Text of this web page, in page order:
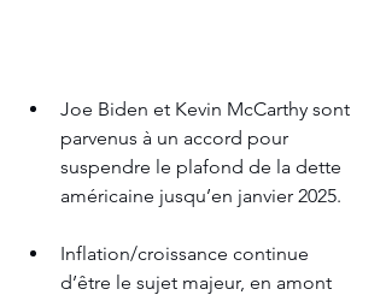
Joe Biden et Kevin McCarthy sont
parvenus à un accord pour
suspendre le plafond de la dette
américaine jusqu’en janvier 2025.
Inflation/croissance continue
d’être le sujet majeur, en amont